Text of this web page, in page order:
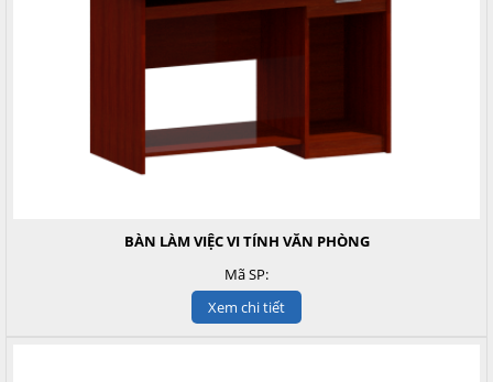
BÀN LÀM VIỆC VI TÍNH VĂN PHÒNG
Mã SP:
Xem chi tiết